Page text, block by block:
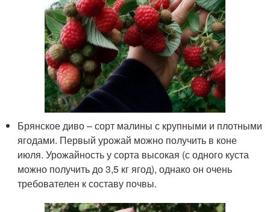
Брянское диво – сорт малины с крупными и плотными
ягодами. Первый урожай можно получить в коне
июля. Урожайность у сорта высокая (с одного куста
можно получить до 3,5 кг ягод), однако он очень
требователен к составу почвы.